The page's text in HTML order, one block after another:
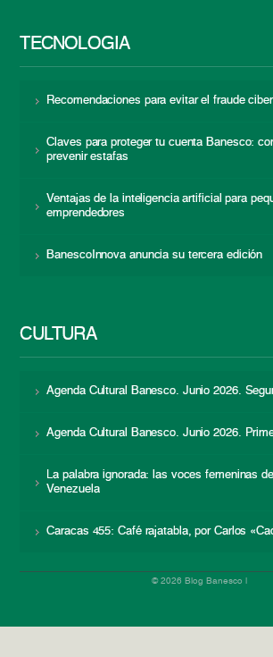
TECNOLOGÍA
Recomendaciones para evitar el fraude
Claves para proteger tu cuenta Banesco:
prevenir estafas
Ventajas de la inteligencia artificial para
emprendedores
BanescoInnova anuncia su tercera edición
CULTURA
Agenda Cultural Banesco. Junio 2026.
Agenda Cultural Banesco. Junio 2026.
La palabra ignorada: las voces femeninas
Venezuela
Caracas 455: Café rajatabla, por Carlos
© 2026 Blog Banesco |